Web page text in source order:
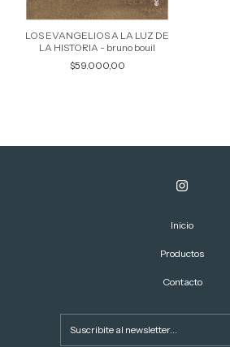
LOS EVANGELIOS A LA LUZ DE
LA HISTORIA - bruno bouil
$59.000,00
Inicio
Productos
Contacto